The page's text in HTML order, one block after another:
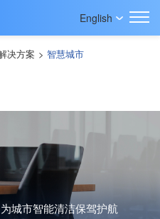
English
决方案 > 智慧城市
城市智能清洁保驾护航